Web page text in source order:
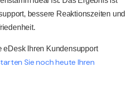
bessere Reaktionszeiten und
eDesk Ihren Kundensupport
Sie noch heute Ihren